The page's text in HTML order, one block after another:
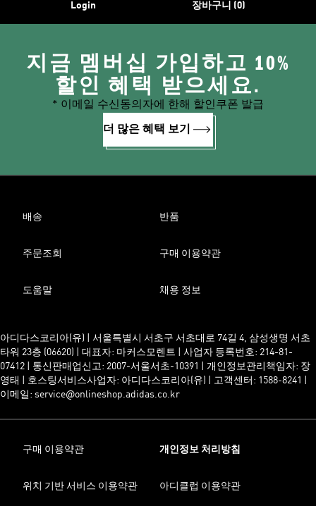
Login 장바구니 (0)
지금 멤버십 가입하고 10%
할인 혜택 받으세요.
* 이메일 수신동의자에 한해 할인쿠폰 발급
더 많은 혜택 보기
배송 반품
주문조회 구매 이용약관
도움말 채용 정보
아디다스코리아(유) | 서울특별시 서초구 서초대로 74길 4, 삼성생명 서초
타워 23층 (06620) | 대표자: 마커스모렌트 | 사업자 등록번호: 214-81-
07412 | 통신판매업신고: 2007-서울서초-10391 | 개인정보관리책임자: 장
영태 | 호스팅서비스사업자: 아디다스코리아(유) | 고객센터: 1588-8241 |
이메일: service@onlineshop.adidas.co.kr
구매 이용약관 개인정보 처리방침
위치 기반 서비스 이용약관 아디클럽 이용약관